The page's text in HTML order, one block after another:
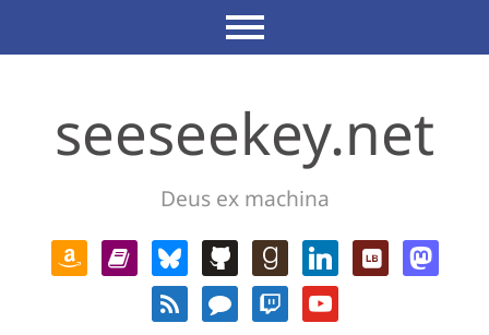
seeseekey.net
Deus ex machina